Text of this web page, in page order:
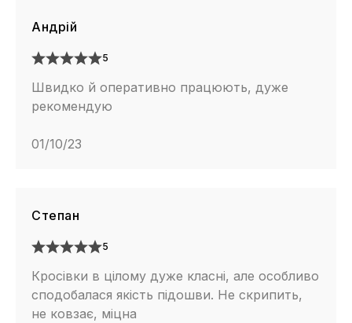
Андрій
5
Швидко й оперативно працюють, дуже
рекомендую
01/10/23
Степан
5
Кросівки в цілому дуже класні, але особливо
сподобалася якість підошви. Не скрипить,
не ковзає, міцна